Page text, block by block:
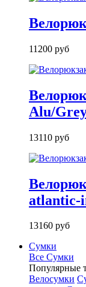
11200 руб
Alu/
13110 руб
atlantic-
13160 руб
Сумки
Все Сумки
Популярные
Велосумки